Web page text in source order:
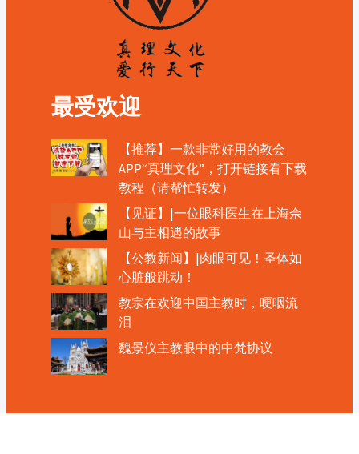
最受欢迎
【推荐】一款非常好用的教会
APP“真理文化”，打开链接看下载
教程（请帮忙转发）
【见证】|一位眼科医生在上海佘
山与主相遇的故事
【公教新闻】|肉眼可见！圣体如
心脏般跳动！
教宗在欢迎中国主教时，哽咽流
泪
魏景仪主教眼中的中梵协议